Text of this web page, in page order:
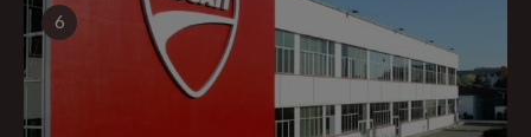
6